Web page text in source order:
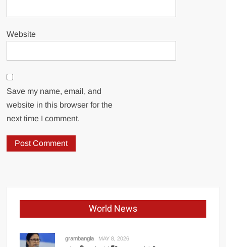
Website
Save my name, email, and
website in this browser for the
next time I comment.
World News
grambangla MAY 8, 2026